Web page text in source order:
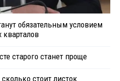
обязательным условием
старого станет проще
стоит листок